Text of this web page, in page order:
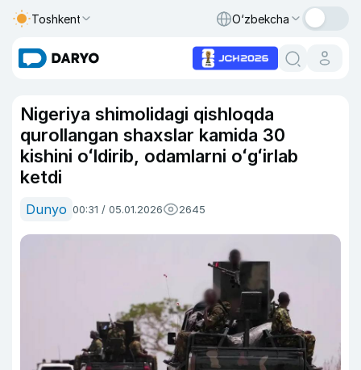
Toshkent O‘zbekcha
Nigeriya shimolidagi qishloqda
qurollangan shaxslar kamida 30
kishini oʻldirib, odamlarni oʻgʻirlab
ketdi
Dunyo 00:31 / 05.01.2026 2645